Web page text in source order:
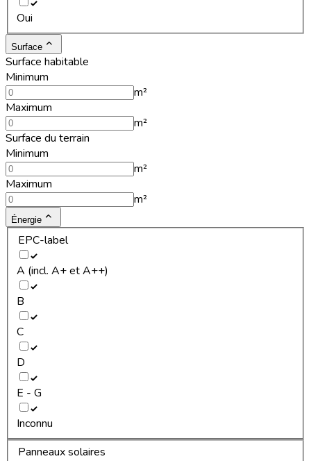
Oui
Surface
Surface habitable
Minimum
m²
Maximum
m²
Surface du terrain
Minimum
m²
Maximum
m²
Énergie
EPC-label
A (incl. A+ et A++)
B
C
D
E - G
Inconnu
Panneaux solaires